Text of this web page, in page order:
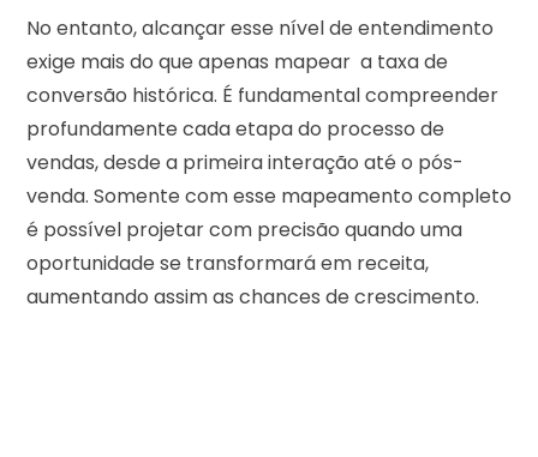
No entanto, alcançar esse nível de entendimento
exige mais do que apenas mapear a taxa de
conversão histórica. É fundamental compreender
profundamente cada etapa do processo de
vendas, desde a primeira interação até o pós-
venda. Somente com esse mapeamento completo
é possível projetar com precisão quando uma
oportunidade se transformará em receita,
aumentando assim as chances de crescimento.